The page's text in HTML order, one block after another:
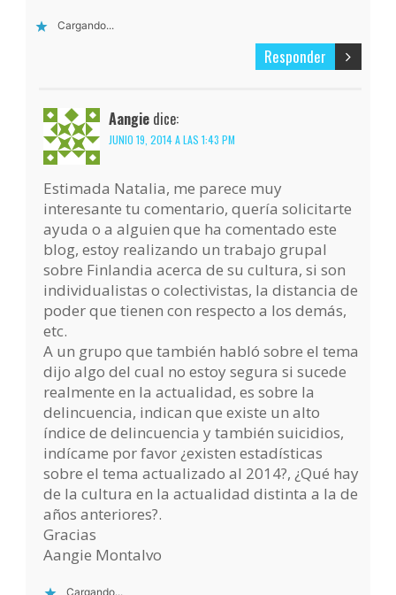
Cargando...
Responder
Aangie dice:
JUNIO 19, 2014 A LAS 1:43 PM
Estimada Natalia, me parece muy
interesante tu comentario, quería solicitarte
ayuda o a alguien que ha comentado este
blog, estoy realizando un trabajo grupal
sobre Finlandia acerca de su cultura, si son
individualistas o colectivistas, la distancia de
poder que tienen con respecto a los demás,
etc.
A un grupo que también habló sobre el tema
dijo algo del cual no estoy segura si sucede
realmente en la actualidad, es sobre la
delincuencia, indican que existe un alto
índice de delincuencia y también suicidios,
indícame por favor ¿existen estadísticas
sobre el tema actualizado al 2014?, ¿Qué hay
de la cultura en la actualidad distinta a la de
años anteriores?.
Gracias
Aangie Montalvo
Cargando...